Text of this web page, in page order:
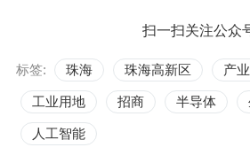
扫一扫关注公众
标签: 珠海 珠海高新区 产
工业用地 招商 半导体
人工智能